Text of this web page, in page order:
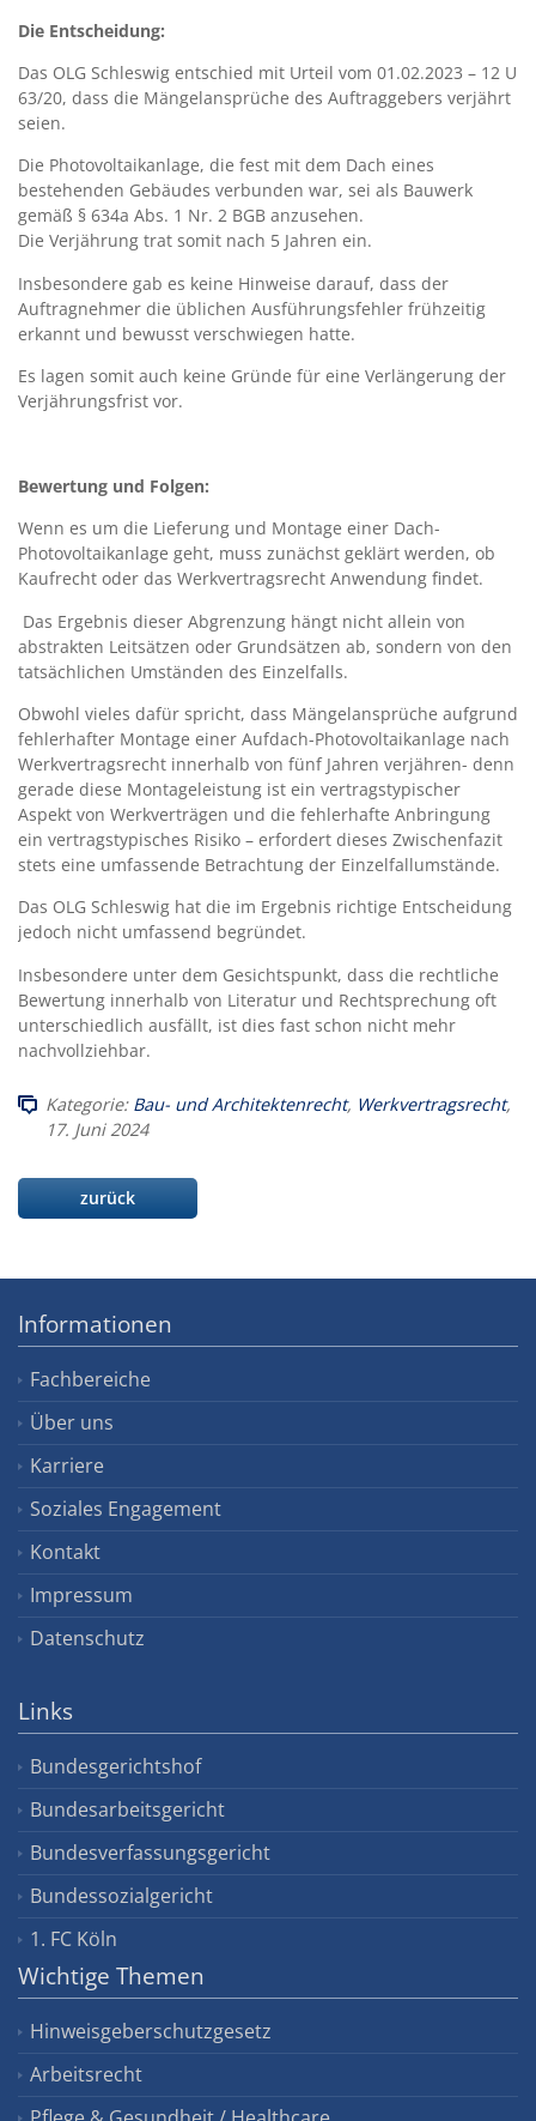
Die Entscheidung:
Das OLG Schleswig entschied mit Urteil vom 01.02.2023 – 12 U
63/20, dass die Mängelansprüche des Auftraggebers verjährt
seien.
Die Photovoltaikanlage, die fest mit dem Dach eines
bestehenden Gebäudes verbunden war, sei als Bauwerk
gemäß § 634a Abs. 1 Nr. 2 BGB anzusehen.
Die Verjährung trat somit nach 5 Jahren ein.
Insbesondere gab es keine Hinweise darauf, dass der
Auftragnehmer die üblichen Ausführungsfehler frühzeitig
erkannt und bewusst verschwiegen hatte.
Es lagen somit auch keine Gründe für eine Verlängerung der
Verjährungsfrist vor.
Bewertung und Folgen:
Wenn es um die Lieferung und Montage einer Dach-
Photovoltaikanlage geht, muss zunächst geklärt werden, ob
Kaufrecht oder das Werkvertragsrecht Anwendung findet.
Das Ergebnis dieser Abgrenzung hängt nicht allein von
abstrakten Leitsätzen oder Grundsätzen ab, sondern von den
tatsächlichen Umständen des Einzelfalls.
Obwohl vieles dafür spricht, dass Mängelansprüche aufgrund
fehlerhafter Montage einer Aufdach-Photovoltaikanlage nach
Werkvertragsrecht innerhalb von fünf Jahren verjähren- denn
gerade diese Montageleistung ist ein vertragstypischer
Aspekt von Werkverträgen und die fehlerhafte Anbringung
ein vertragstypisches Risiko – erfordert dieses Zwischenfazit
stets eine umfassende Betrachtung der Einzelfallumstände.
Das OLG Schleswig hat die im Ergebnis richtige Entscheidung
jedoch nicht umfassend begründet.
Insbesondere unter dem Gesichtspunkt, dass die rechtliche
Bewertung innerhalb von Literatur und Rechtsprechung oft
unterschiedlich ausfällt, ist dies fast schon nicht mehr
nachvollziehbar.
Kategorie: Bau- und Architektenrecht, Werkvertragsrecht,
17. Juni 2024
zurück
Informationen
Fachbereiche
Über uns
Karriere
Soziales Engagement
Kontakt
Impressum
Datenschutz
Links
Bundesgerichtshof
Bundesarbeitsgericht
Bundesverfassungsgericht
Bundessozialgericht
1. FC Köln
Wichtige Themen
Hinweisgeberschutzgesetz
Arbeitsrecht